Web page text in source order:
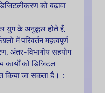
को बढ़ावा
युग के अनुकूल होते हैं,
में परिवर्तन महत्वपूर्ण
अंतर-विभागीय सहयोग
को डिजिटल
जा सकता है।：